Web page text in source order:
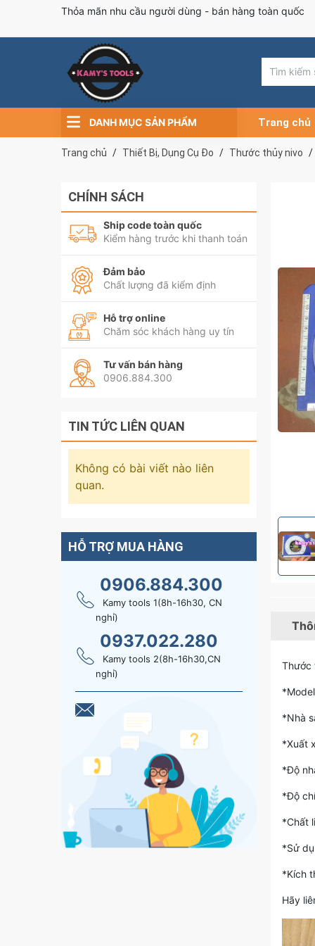
Thỏa mãn nhu cầu người dùng - bán hàng toàn quốc
DANH MỤC SẢN PHẨM Trang chủ
Trang chủ Thiết Bị, Dụng Cụ Đo Thước thủy nivo
Thước
*Nhà
*Xuất
*Độ
*Độ
*Chất
*Sử
*Kích
Hãy
CHÍNH SÁCH
Ship code toàn quốc
Kiểm hàng trước khi thanh toán
Đảm bảo
Chất lượng đã kiểm định
Hỗ trợ online
Chăm sóc khách hàng uy tín
Tư vấn bán hàng
0906.884.300
TIN TỨC LIÊN QUAN
Không có bài viết nào liên
quan.
HỖ TRỢ MUA HÀNG
0906.884.300
Kamy tools 1(8h-16h30, CN
nghỉ)
0937.022.280
Kamy tools 2(8h-16h30,CN
nghỉ)